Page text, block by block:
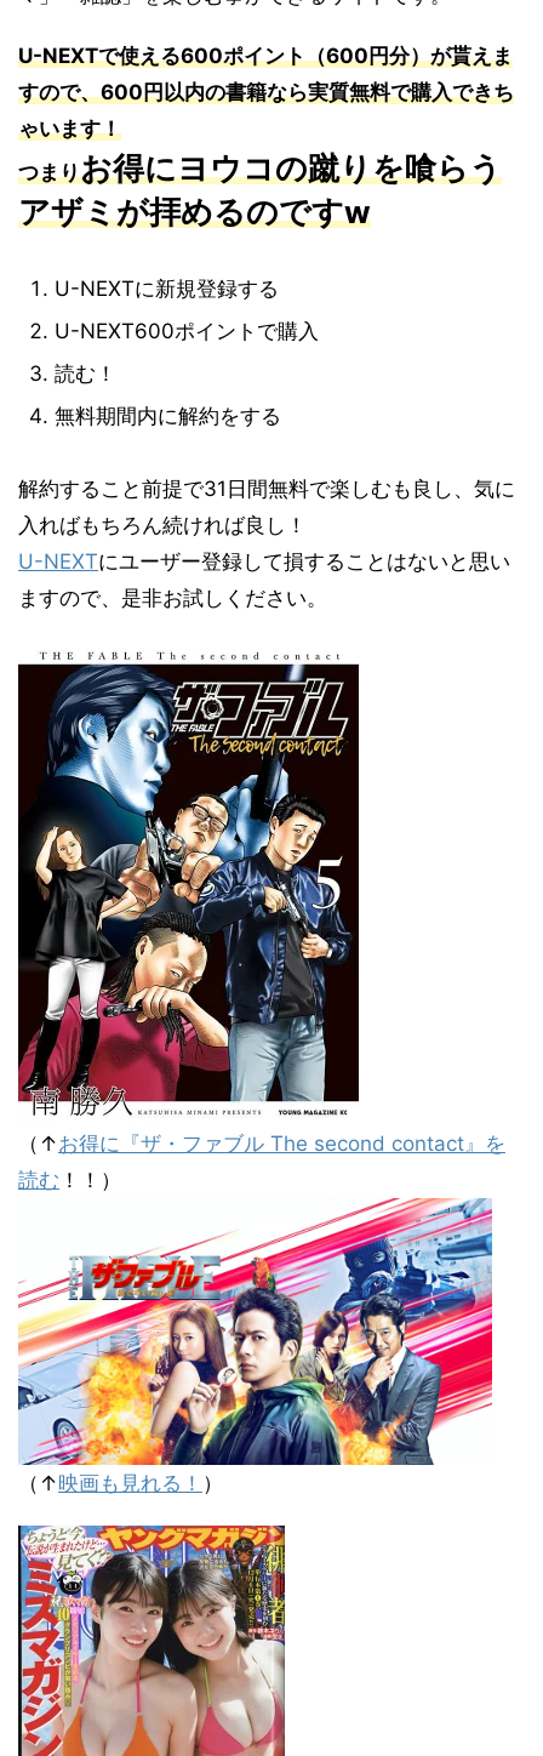
U-NEXTで使える600ポイント（600円分）が貰えま
すので、600円以内の書籍なら実質無料で購入できち
ゃいます！
つまりお得にヨウコの蹴りを喰らう
アザミが拝めるのですw
U-NEXTに新規登録する
U-NEXT600ポイントで購入
読む！
無料期間内に解約をする
解約すること前提で31日間無料で楽しむも良し、気に
入ればもちろん続ければ良し！
U-NEXTにユーザー登録して損することはないと思い
ますので、是非お試しください。
（↑お得に『ザ・ファブル The second contact』を
読む ！！）
（↑映画も見れる！ ）